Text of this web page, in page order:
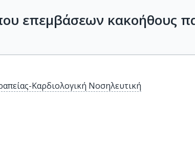
επεμβάσεων κακοήθους
Καρδιολογική Νοσηλευτική